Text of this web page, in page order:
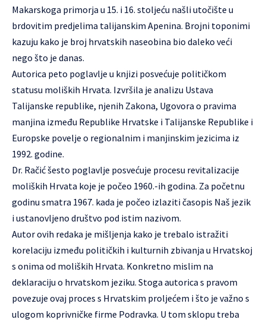
Makarskoga primorja u 15. i 16. stoljeću našli utočište u
brdovitim predjelima talijanskim Apenina. Brojni toponimi
kazuju kako je broj hrvatskih naseobina bio daleko veći
nego što je danas.
Autorica peto poglavlje u knjizi posvećuje političkom
statusu moliških Hrvata. Izvršila je analizu Ustava
Talijanske republike, njenih Zakona, Ugovora o pravima
manjina između Republike Hrvatske i Talijanske Republike i
Europske povelje o regionalnim i manjinskim jezicima iz
1992. godine.
Dr. Račić šesto poglavlje posvećuje procesu revitalizacije
moliških Hrvata koje je počeo 1960.-ih godina. Za početnu
godinu smatra 1967. kada je počeo izlaziti časopis Naš jezik
i ustanovljeno društvo pod istim nazivom.
Autor ovih redaka je mišljenja kako je trebalo istražiti
korelaciju između političkih i kulturnih zbivanja u Hrvatskoj
s onima od moliških Hrvata. Konkretno mislim na
deklaraciju o hrvatskom jeziku. Stoga autorica s pravom
povezuje ovaj proces s Hrvatskim proljećem i što je važno s
ulogom koprivničke firme Podravka. U tom sklopu treba